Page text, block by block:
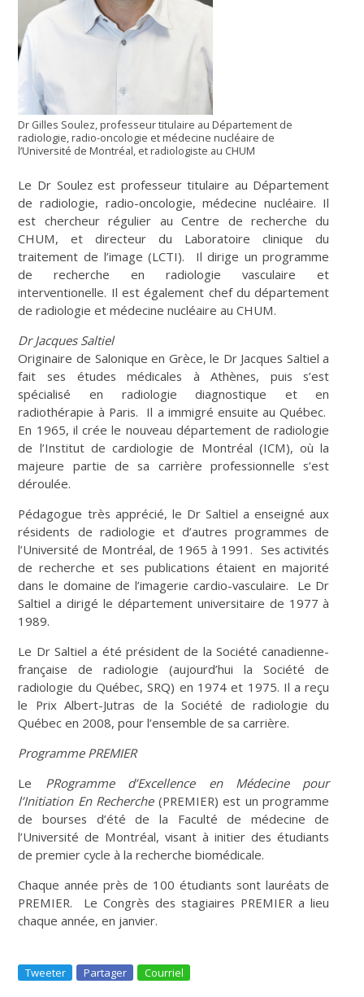
Dr Gilles Soulez, professeur titulaire au Département de
radiologie, radio-oncologie et médecine nucléaire de
l’Université de Montréal, et radiologiste au CHUM
Le Dr Soulez est professeur titulaire au Département
de radiologie, radio-oncologie, médecine nucléaire. Il
est chercheur régulier au Centre de recherche du
CHUM, et directeur du Laboratoire clinique du
traitement de l’image (LCTI). Il dirige un programme
de recherche en radiologie vasculaire et
interventionelle. Il est également chef du département
de radiologie et médecine nucléaire au CHUM.
Dr Jacques Saltiel
Originaire de Salonique en Grèce, le Dr Jacques Saltiel a
fait ses études médicales à Athènes, puis s’est
spécialisé en radiologie diagnostique et en
radiothérapie à Paris. Il a immigré ensuite au Québec.
En 1965, il crée le nouveau département de radiologie
de l’Institut de cardiologie de Montréal (ICM), où la
majeure partie de sa carrière professionnelle s’est
déroulée.
Pédagogue très apprécié, le Dr Saltiel a enseigné aux
résidents de radiologie et d’autres programmes de
l’Université de Montréal, de 1965 à 1991. Ses activités
de recherche et ses publications étaient en majorité
dans le domaine de l’imagerie cardio-vasculaire. Le Dr
Saltiel a dirigé le département universitaire de 1977 à
1989.
Le Dr Saltiel a été président de la Société canadienne-
française de radiologie (aujourd’hui la Société de
radiologie du Québec, SRQ) en 1974 et 1975. Il a reçu
le Prix Albert-Jutras de la Société de radiologie du
Québec en 2008, pour l’ensemble de sa carrière.
Programme PREMIER
Le PRogramme d’Excellence en Médecine pour
l’Initiation En Recherche(PREMIER) est un programme
de bourses d’été de la Faculté de médecine de
l’Université de Montréal, visant à initier des étudiants
de premier cycle à la recherche biomédicale.
Chaque année près de 100 étudiants sont lauréats de
PREMIER. Le Congrès des stagiaires PREMIER a lieu
chaque année, en janvier.
Tweeter Partager Courriel